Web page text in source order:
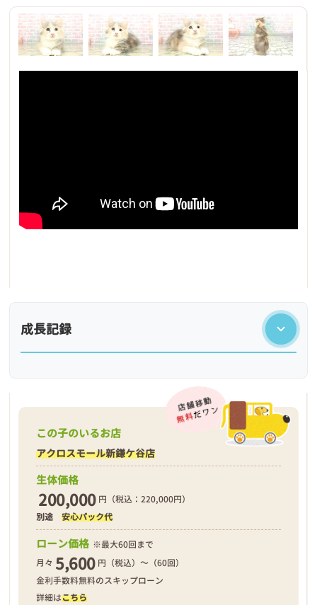
成長記録
❮ ❯
この子のいるお店
アクロスモール新鎌ケ谷店
生体価格
200,000 円（税込：220,000円）
別途安心パック代
ローン価格 ※最大60回まで
月々 5,600 円（税込）～（60回）
金利手数料無料のスキップローン
詳細はこちら